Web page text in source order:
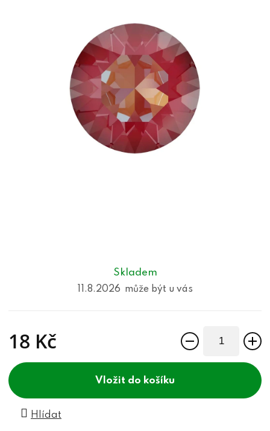
Skladem
11.8.2026
18 Kč
do košíku
Hlídat